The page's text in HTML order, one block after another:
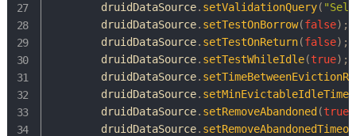
        druidDataSource
. setValidationQuery(
        druidDataSource
. setTestOnBorrow(false) ;
        druidDataSource
. setTestOnReturn(false) ;
        druidDataSource
. setTestWhileIdle(true) ;
        druidDataSource
.
        druidDataSource
.
        druidDataSource
. setRemoveAbandoned (true)
        druidDataSource
.